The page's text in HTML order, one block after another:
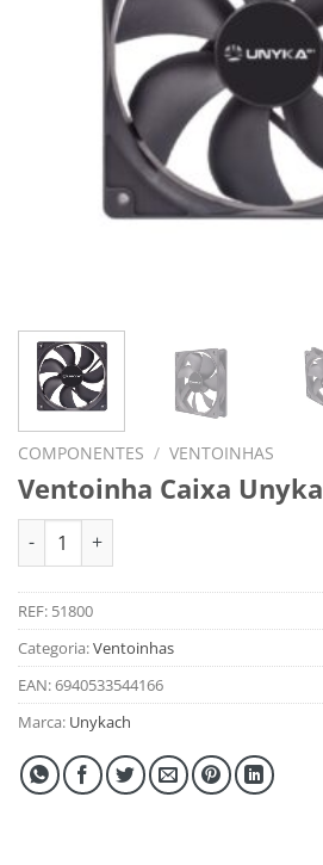
COMPONENTES / VENTOINHAS
Ventoinha Caixa
Quantidade de Ventoinha Caixa
REF: 51800
Categoria:Ventoinhas
EAN:6940533544166
Marca: Unykach